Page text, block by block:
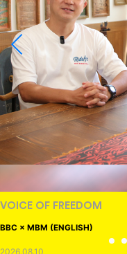
VOICE OF FREEDOM
BBC × MBM (ENGLISH)
2026.08.10